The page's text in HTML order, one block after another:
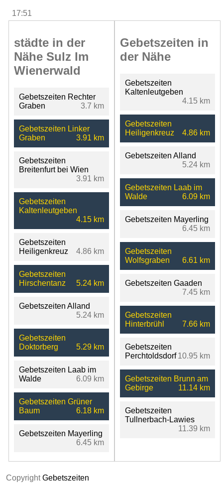
17:51
städte in der
Nähe Sulz Im
Wienerwald
Gebetszeiten Rechter
Graben
3.7 km
Gebetszeiten Linker
Graben
3.91 km
Gebetszeiten
Breitenfurt bei Wien
3.91 km
Gebetszeiten
Kaltenleutgeben
4.15 km
Gebetszeiten
Heiligenkreuz
4.86 km
Gebetszeiten
Hirschentanz
5.24 km
Gebetszeiten Alland
5.24 km
Gebetszeiten
Doktorberg
5.29 km
Gebetszeiten Laab im
Walde
6.09 km
Gebetszeiten Grüner
Baum
6.18 km
Gebetszeiten Mayerling
6.45 km
Gebetszeiten in
der Nähe
Gebetszeiten
Kaltenleutgeben
4.15 km
Gebetszeiten
Heiligenkreuz
4.86 km
Gebetszeiten Alland
5.24 km
Gebetszeiten Laab im
Walde
6.09 km
Gebetszeiten Mayerling
6.45 km
Gebetszeiten
Wolfsgraben
6.61 km
Gebetszeiten Gaaden
7.45 km
Gebetszeiten
Hinterbrühl
7.66 km
Gebetszeiten
Perchtoldsdorf 10.95 km
Gebetszeiten Brunn am
Gebirge
11.14 km
Gebetszeiten
Tullnerbach-Lawies
11.39 km
CopyrightGebetszeiten